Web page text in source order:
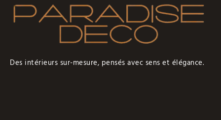
Des intérieurs sur-mesure, pensés avec sens et élégance.